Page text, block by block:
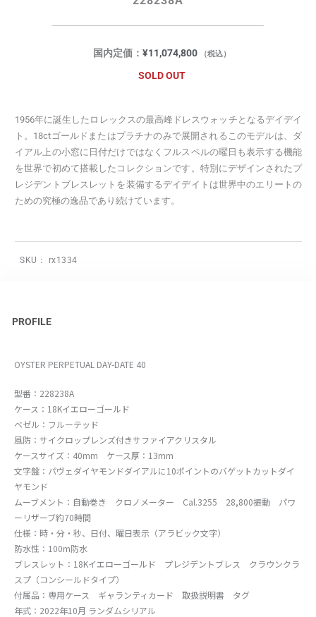
国内定価： ¥11,074,800 （税込）
SOLD OUT
1956年に誕生したロレックスの最高峰ドレスウォッチとなるデイデイ
ト。18ctゴールドまたはプラチナのみで展開されるこのモデルは、ダ
イアル上の小窓に日付だけではなくフルスペルの曜日も表示する機能
を世界で初めて搭載したコレクションです。特別にデザインされたプ
レジデントブレスレットを装備するデイデイトは世界中のエリートの
ための究極の逸品であり続けています。
SKU： rx1334
PROFILE
OYSTER PERPETUAL DAY-DATE 40
型番：228238A
ケース：18Kイエローゴールド
ベゼル：フルーテッド
風防：サイクロップレンズ付きサファイアクリスタル
ケースサイズ：40mm ケース厚：13mm
文字盤：パヴェダイヤモンドダイアルに10ポイントのバゲットカットダイ
ヤモンド
ムーブメント：自動巻き クロノメーター Cal.3255 28,800振動 パワ
ーリザーブ約70時間
仕様：時・分・秒、日付、曜日表示（アラビック文字）
防水性：100m防水
ブレスレット：18Kイエローゴールド プレジデントブレス クラウンクラ
スプ（コンシールドタイプ）
付属品：専用ケース ギャランティカード 取扱説明書 タグ
年式：2022年10月 ランダムシリアル